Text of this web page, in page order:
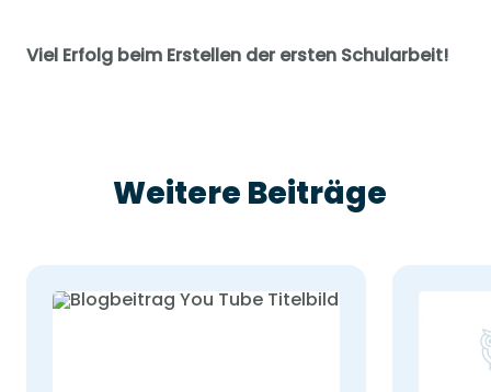
Viel Erfolg beim Erstellen der ersten Schularbeit!
Weitere Beiträge